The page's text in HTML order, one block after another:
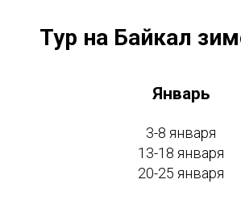
Тур на Байкал
Январь
3-8 января
13-18 января
20-25 января